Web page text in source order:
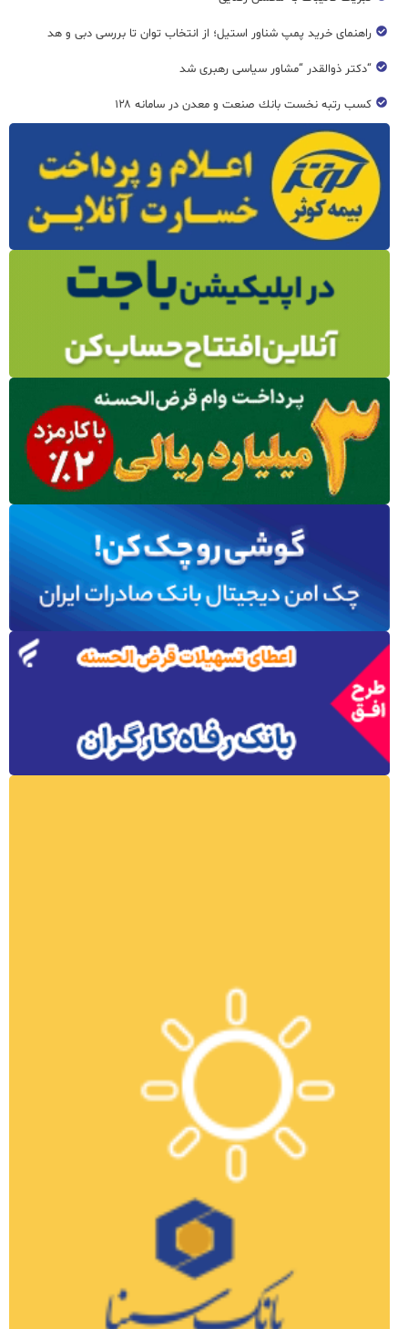
راهنمای خرید پمپ شناور استیل؛ از انتخاب توان تا بررسی دبی و هد
“دکتر ذوالقدر “مشاور سیاسی رهبری شد
كسب رتبه نخست بانك صنعت و معدن در سامانه ۱۲۸